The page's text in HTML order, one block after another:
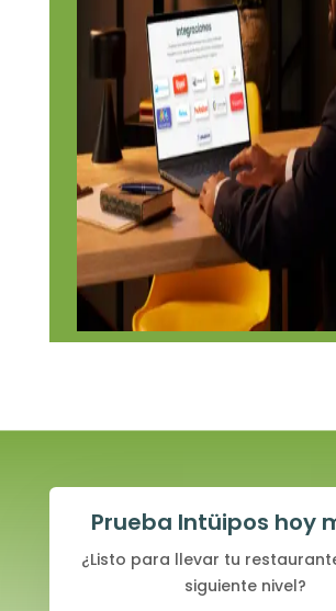
Prueba Intüipos hoy
¿Listo para llevar tu
siguiente nivel?